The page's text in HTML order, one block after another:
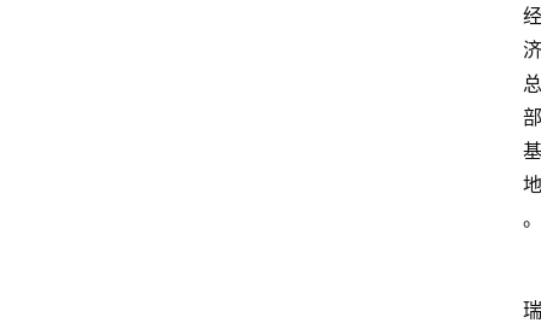
经
济
总
部
基
地
。
瑞